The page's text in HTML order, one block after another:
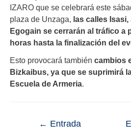
IZARO que se celebrará este
plaza de Unzaga, las calles
Egogain se cerrarán al tráfico a
horas hasta la finalización del
Esto provocará también cambios
Bizkaibus, ya que se suprimirá
Escuela de Armeria.
← Entrada